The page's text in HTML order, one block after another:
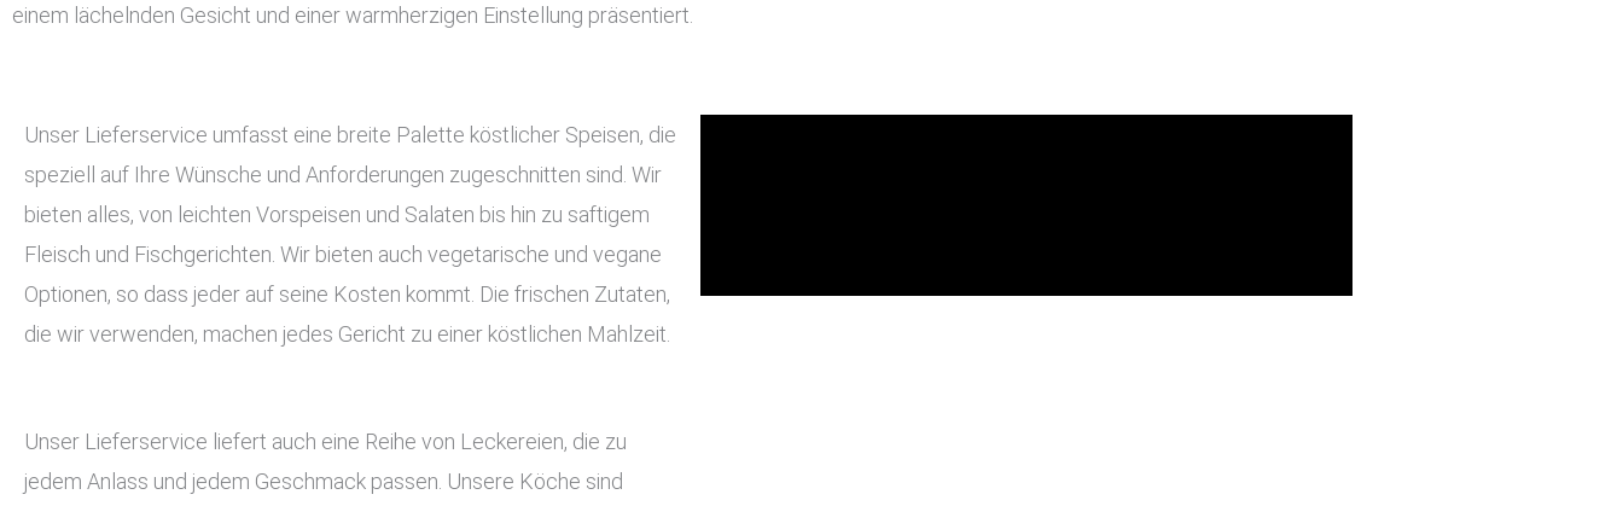
einem lächelnden Gesicht und einer warmherzigen Einstellung präsentiert.
Unser Lieferservice umfasst eine breite Palette köstlicher Speisen, die
speziell auf Ihre Wünsche und Anforderungen zugeschnitten sind. Wir
bieten alles, von leichten Vorspeisen und Salaten bis hin zu saftigem
Fleisch und Fischgerichten. Wir bieten auch vegetarische und vegane
Optionen, so dass jeder auf seine Kosten kommt. Die frischen Zutaten,
die wir verwenden, machen jedes Gericht zu einer köstlichen Mahlzeit.
Unser Lieferservice liefert auch eine Reihe von Leckereien, die zu
jedem Anlass und jedem Geschmack passen. Unsere Köche sind